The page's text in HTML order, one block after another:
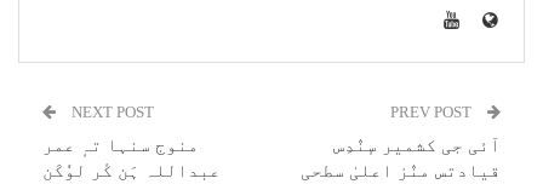
آئی جی کشمیر سٕنٛدِس
قیادتس منٛز اعلیٰ سطحی
NEXT POST
منوج سنہا تہٕ عمر
عبداللہ ہَن کٔر لوٗکَن